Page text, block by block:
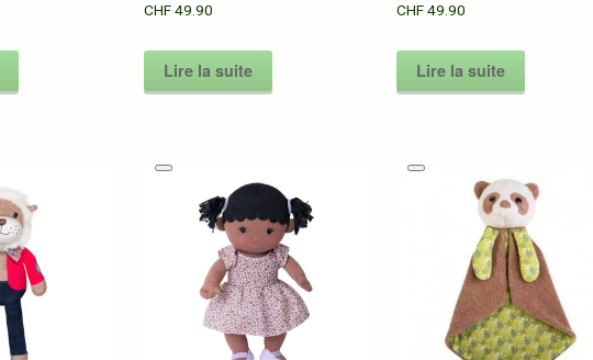
CHF49.90
Lire la suite
CHF49.90
Lire la suite